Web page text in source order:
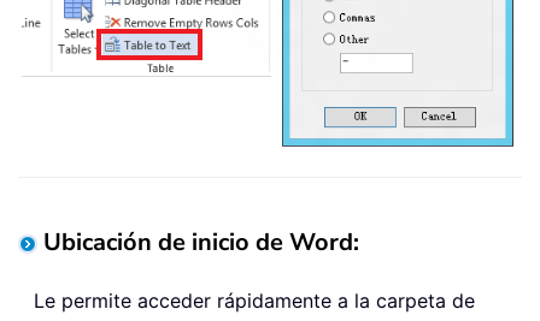
Ubicación de inicio de Word:
Le permite acceder rápidamente a la carpeta de